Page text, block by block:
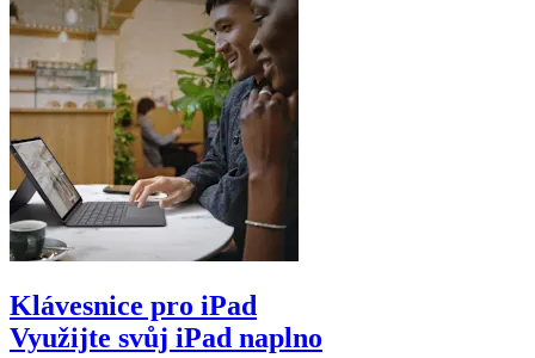
Klávesnice pro iPad
Využijte svůj iPad naplno